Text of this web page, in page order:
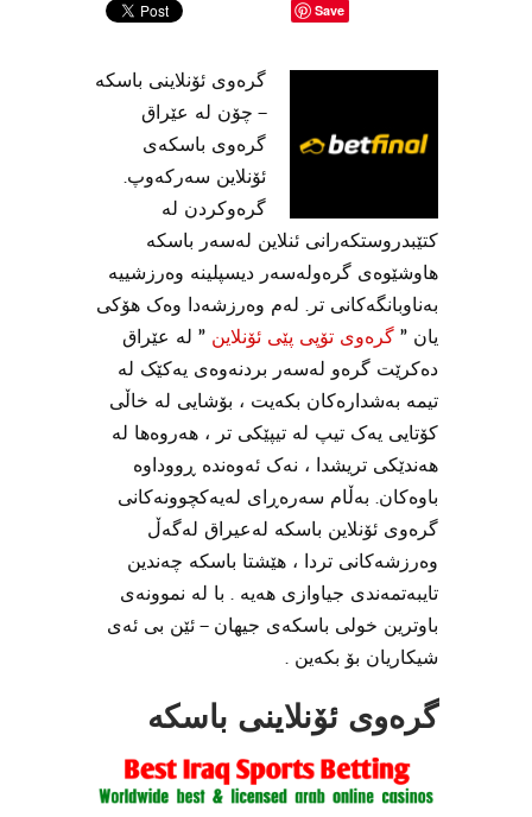
Save
گرەوی ئۆنلاینی باسکە
– چۆن لە عێراق
گرەوی باسکەی
ئۆنلاین سەرکەوپ.
گرەوکردن لە
کتێبدروستکەرانی ئنلاین لەسەر باسکە
هاوشێوەی گرەولەسەر دیسپلینە وەرزشییە
بەناوبانگەکانی تر. لەم وەرزشەدا وەک هۆکی
یان ” گرەوی تۆپی پێی ئۆنلاین ” لە عێراق
دەکرێت گرەو لەسەر بردنەوەی یەکێک لە
تیمە بەشدارەکان بکەیت ، بۆشایی لە خاڵی
کۆتایی یەک تیپ لە تیپێکی تر ، هەروەها لە
هەندێکی تریشدا ، نەک ئەوەندە ڕووداوە
باوەکان. بەڵام سەرەڕای لەیەکچوونەکانی
گرەوی ئۆنلاین باسکە لەعیراق لەگەڵ
وەرزشەکانی تردا ، هێشتا باسکە چەندین
تایبەتمەندی جیاوازی هەیە . با لە نموونەی
باوترین خولی باسکەی جیهان – ئێن بی ئەی
شیکاریان بۆ بکەین .
گرەوی ئۆنلاینی باسکە